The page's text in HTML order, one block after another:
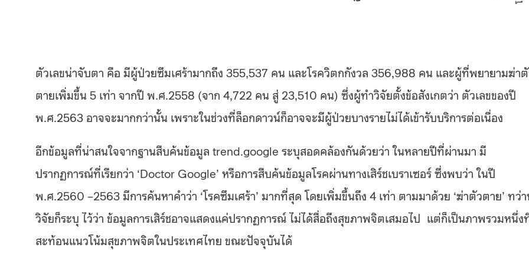
ตัวเลขน่าจับตา คือ มีผู้ป่วยซึมเศร้ามากถึง 355,537 คน และโรควิตกกังวล 356,988 คน และผู้ที่พยายามฆ่า
ตายเพิ่มขึ้น 5 เท่า จากปี พ.ศ.2558 (จาก 4,722 คน สู่ 23,510 คน) ซึ่งผู้ทำวิจัยตั้งข้อสังเกตว่า ตัวเลขของปี
พ.ศ.2563 อาจจะมากกว่านั้น เพราะในช่วงที่ล็อกดาวน์ก็อาจจะมีผู้ป่วยบางรายไม่ได้เข้ารับบริการต่อเนื่อง
อีกข้อมูลที่น่าสนใจจากฐานสืบค้นข้อมูล trend.google ระบุสอดคล้องกันด้วยว่า ในหลายปีที่ผ่านมา มี
ปรากฏการณ์ที่เรียกว่า ‘Doctor Google’ หรือการสืบค้นข้อมูลโรคผ่านทางเสิร์ชเบราเซอร์ ซึ่งพบว่า ในปี
พ.ศ.2560 –2563 มีการค้นหาคำว่า ‘โรคซึมเศร้า’ มากที่สุด โดยเพิ่มขึ้นถึง 4 เท่า ตามมาด้วย ‘ฆ่าตัวตาย’ ทว่
วิจัยก็ระบุ ไว้ว่า ข้อมูลการเสิร์ชอาจแสดงแค่ปรากฏการณ์ ไม่ได้สื่อถึงสุขภาพจิตเสมอไป แต่ก็เป็นภาพรวมหนึ่ง
สะท้อนแนวโน้มสุขภาพจิตในประเทศไทย ขณะปัจจุบันได้